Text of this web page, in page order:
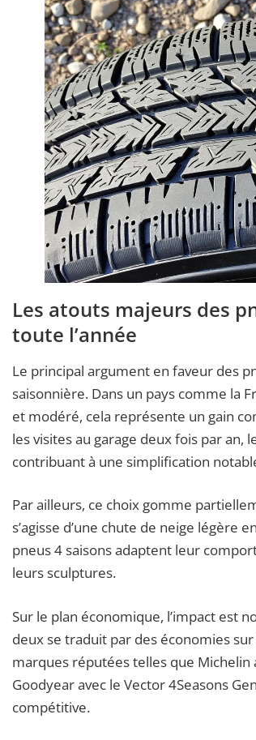
Les atouts majeurs des
toute l’année
Le principal argument en faveur des
saisonnière. Dans un pays comme la
et modéré, cela représente un gain
les visites au garage deux fois par
contribuant à une simplification
Par ailleurs, ce choix gomme
s’agisse d’une chute de neige légère
pneus 4 saisons adaptent leur
leurs sculptures.
Sur le plan économique, l’impact est
deux se traduit par des économies
marques réputées telles que Michelin
Goodyear avec le Vector 4Seasons
compétitive.